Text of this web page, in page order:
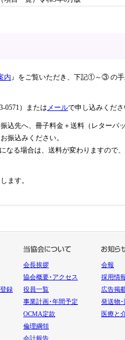
内』をご覧いただき、下記①～③ の手
0571）または メールで申し込みくださ
込先へ、冊子料金＋送料（レターパ
振込みください。
なる場合は、送料が変わりますので
ます。
録
会長挨拶
協会概要･アクセス
役員一覧
事業計画･年間予定
OCMA定款
倫理綱領
会計報告
会報
採用情
広告掲
発送物･
医療と